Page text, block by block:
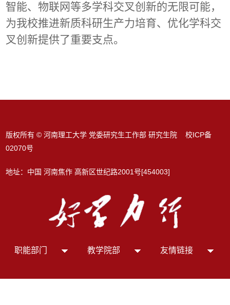
智能、物联网等多学科交叉创新的无限可能，
为我校推进新质科研生产力培育、优化学科交
叉创新提供了重要支点。
版权所有 © 河南理工大学 党委研究生工作部 研究生院 校ICP备
02070号
地址：中国 河南焦作 高新区世纪路2001号[454003]
职能部门 教学院部 友情链接